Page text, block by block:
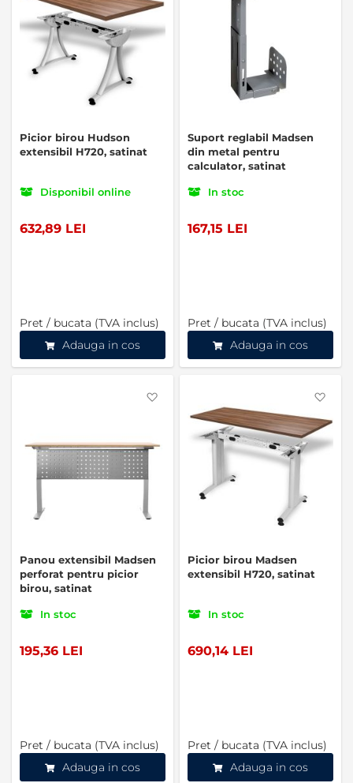
Picior birou Hudson
extensibil H720, satinat
Disponibil online
632,89 LEI
Pret / bucata (TVA inclus)
Adauga in cos
Suport reglabil Madsen
din metal pentru
calculator, satinat
In stoc
167,15 LEI
Pret / bucata (TVA inclus)
Adauga in cos
Panou extensibil Madsen
perforat pentru picior
birou, satinat
In stoc
195,36 LEI
Pret / bucata (TVA inclus)
Adauga in cos
Picior birou Madsen
extensibil H720, satinat
In stoc
690,14 LEI
Pret / bucata (TVA inclus)
Adauga in cos